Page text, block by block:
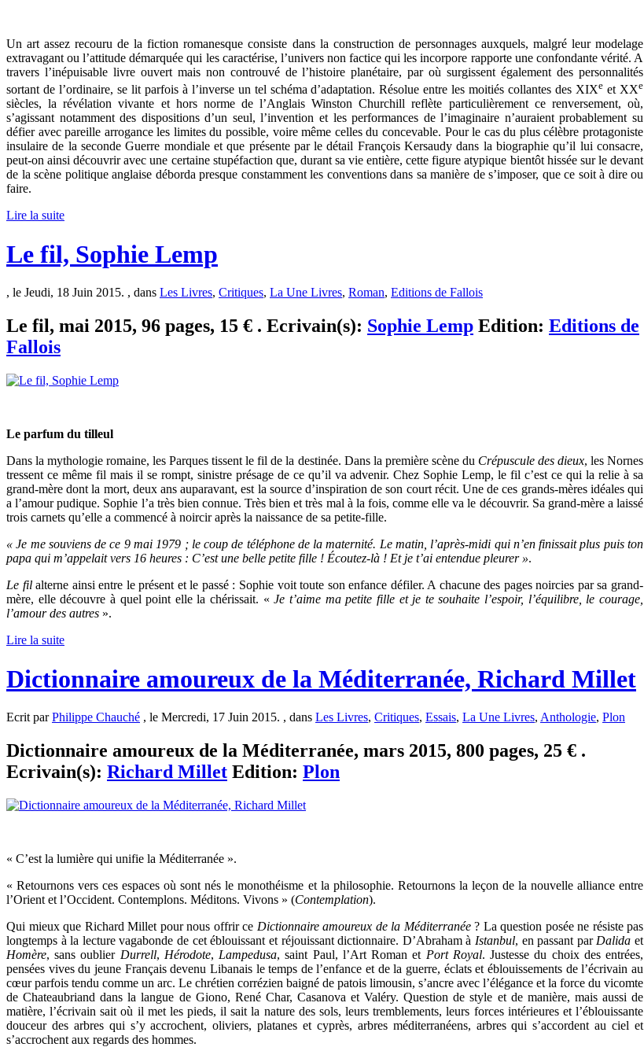
Un art assez recouru de la fiction romanesque consiste dans la construction de personnages auxquels, malgré leur modelage
extravagant ou l’attitude démarquée qui les caractérise, l’univers non factice qui les incorpore rapporte une confondante vérité. A
travers l’inépuisable livre ouvert mais non controuvé de l’histoire planétaire, par où surgissent également des personnalités
sortant de l’ordinaire, se lit parfois à l’inverse un tel schéma d’adaptation. Résolue entre les moitiés collantes des XIXe et XXe
siècles, la révélation vivante et hors norme de l’Anglais Winston Churchill reflète particulièrement ce renversement, où,
s’agissant notamment des dispositions d’un seul, l’invention et les performances de l’imaginaire n’auraient probablement su
défier avec pareille arrogance les limites du possible, voire même celles du concevable. Pour le cas du plus célèbre protagoniste
insulaire de la seconde Guerre mondiale et que présente par le détail François Kersaudy dans la biographie qu’il lui consacre,
peut-on ainsi découvrir avec une certaine stupéfaction que, durant sa vie entière, cette figure atypique bientôt hissée sur le devant
de la scène politique anglaise déborda presque constamment les conventions dans sa manière de s’imposer, que ce soit à dire ou
faire.
Lire la suite
Le fil, Sophie Lemp
, le Jeudi, 18 Juin 2015. , dans Les Livres, Critiques, La Une Livres, Roman, Editions de Fallois
Le fil, mai 2015, 96 pages, 15 € . Ecrivain(s): Sophie Lemp Edition: Editions de
Fallois
Le parfum du tilleul
Dans la mythologie romaine, les Parques tissent le fil de la destinée. Dans la première scène du Crépuscule des dieux, les Nornes
tressent ce même fil mais il se rompt, sinistre présage de ce qu’il va advenir. Chez Sophie Lemp, le fil c’est ce qui la relie à sa
grand-mère dont la mort, deux ans auparavant, est la source d’inspiration de son court récit. Une de ces grands-mères idéales qui
a l’amour pudique. Sophie l’a très bien connue. Très bien et très mal à la fois, comme elle va le découvrir. Sa grand-mère a laissé
trois carnets qu’elle a commencé à noircir après la naissance de sa petite-fille.
« Je me souviens de ce 9 mai 1979 ; le coup de téléphone de la maternité. Le matin, l’après-midi qui n’en finissait plus puis ton
papa qui m’appelait vers 16 heures : C’est une belle petite fille ! Écoutez-là ! Et je t’ai entendue pleurer ».
Le filalterne ainsi entre le présent et le passé : Sophie voit toute son enfance défiler. A chacune des pages noircies par sa grand-
mère, elle découvre à quel point elle la chérissait. «Je t’aime ma petite fille et je te souhaite l’espoir, l’équilibre, le courage,
l’amour des autres ».
Lire la suite
Dictionnaire amoureux de la Méditerranée, Richard Millet
Ecrit parPhilippe Chauché , le Mercredi, 17 Juin 2015. , dans Les Livres, Critiques, Essais, La Une Livres, Anthologie, Plon
Dictionnaire amoureux de la Méditerranée, mars 2015, 800 pages, 25 € .
Ecrivain(s): Richard Millet Edition: Plon
« C’est la lumière qui unifie la Méditerranée ».
« Retournons vers ces espaces où sont nés le monothéisme et la philosophie. Retournons la leçon de la nouvelle alliance entre
l’Orient et l’Occident. Contemplons. Méditons. Vivons » (Contemplation).
Qui mieux que Richard Millet pour nous offrir ce Dictionnaire amoureux de la Méditerranée ? La question posée ne résiste pas
longtemps à la lecture vagabonde de cet éblouissant et réjouissant dictionnaire. D’Abraham à Istanbul, en passant par Dalida et
Homère, sans oublier Durrell, Hérodote, Lampedusa, saint Paul, l’Art Roman et Port Royal. Justesse du choix des entrées,
pensées vives du jeune Français devenu Libanais le temps de l’enfance et de la guerre, éclats et éblouissements de l’écrivain au
cœur parfois tendu comme un arc. Le chrétien corrézien baigné de patois limousin, s’ancre avec l’élégance et la force du vicomte
de Chateaubriand dans la langue de Giono, René Char, Casanova et Valéry. Question de style et de manière, mais aussi de
matière, l’écrivain sait où il met les pieds, il sait la nature des sols, leurs tremblements, leurs forces intérieures et l’éblouissante
douceur des arbres qui s’y accrochent, oliviers, platanes et cyprès, arbres méditerranéens, arbres qui s’accordent au ciel et
s’accrochent aux regards des hommes.